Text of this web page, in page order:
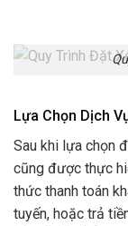
Lựa Chọn Dịch
Sau khi lựa chọn
cũng được thực
thức thanh toán
tuyến, hoặc trả